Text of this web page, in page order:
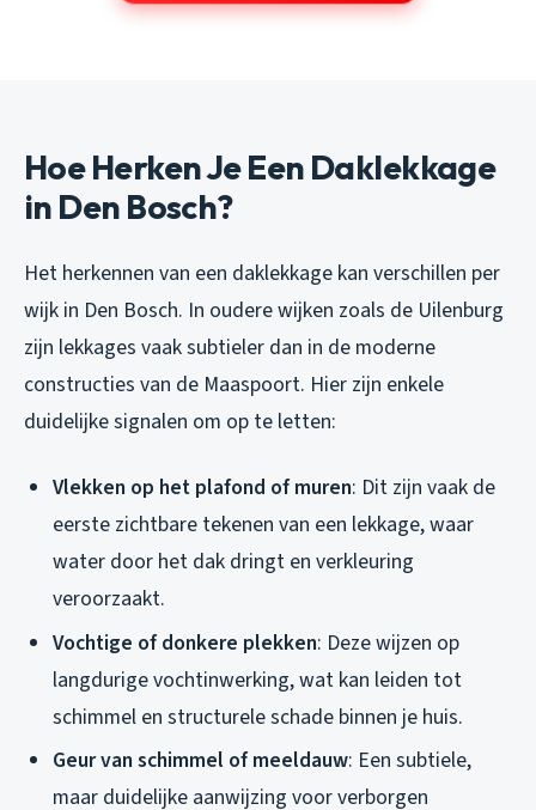
Hoe Herken Je Een Daklekkage
in Den Bosch?
Het herkennen van een daklekkage kan verschillen per
wijk in Den Bosch. In oudere wijken zoals de Uilenburg
zijn lekkages vaak subtieler dan in de moderne
constructies van de Maaspoort. Hier zijn enkele
duidelijke signalen om op te letten:
Vlekken op het plafond of muren: Dit zijn vaak de
eerste zichtbare tekenen van een lekkage, waar
water door het dak dringt en verkleuring
veroorzaakt.
Vochtige of donkere plekken: Deze wijzen op
langdurige vochtinwerking, wat kan leiden tot
schimmel en structurele schade binnen je huis.
Geur van schimmel of meeldauw: Een subtiele,
maar duidelijke aanwijzing voor verborgen